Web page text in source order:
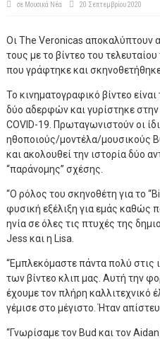
σε Μουσικά Νέα 20 Σεπτεμβρίου 2020
Οι The Veronicas αποκαλύπτουν
τους με το βίντεο του
που γράφτηκε και
Το κινηματογραφικό βίντεο
δύο αδερφών και γυρίστηκε
COVID-19. Πρωταγωνιστούν οι
ηθοποιούς/μοντέλα/μουσικούς
και ακολουθεί την ιστορία δύο
“παράνομης” σχέσης.
“Ο ρόλος του σκηνοθέτη για το
φυσική εξέλιξη για εμάς καθώς
ηνία σε όλες τις πτυχές της
Jess και η Lisa.
“Εμπλεκόμαστε πάντα πολύ στις
των βίντεο κλιπ μας. Αυτή την
έχουμε τον πλήρη καλλιτεχνικό
γέμισε στο μέγιστο. Ήταν
“Γνωρίσαμε τον Bud και τον